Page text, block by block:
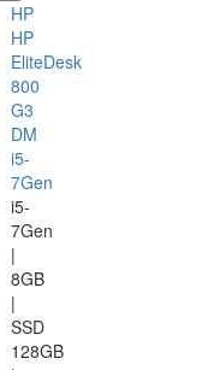
HP
HP
EliteDesk
800
G3
DM
i5-
7Gen
i5-
7Gen
|
8GB
|
SSD
128GB